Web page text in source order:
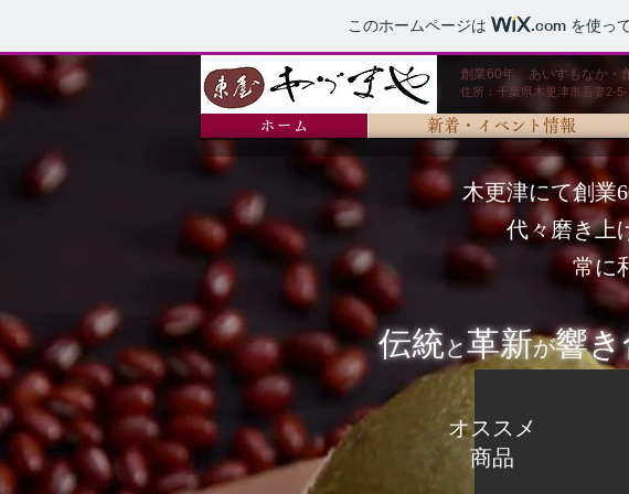
このホームページは .com を使っ
ホーム 新着・イベント情報
創業60年 あいすもなか・
住所：千葉県木更津市吾妻
木更津にて創業
代々磨き上
常に
伝統と革新が響
オススメ
​商品